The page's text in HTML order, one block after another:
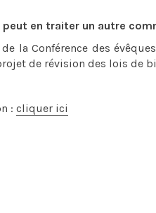
peut en traiter un autre
la Conférence des
de révision des lois de
: cliquer ici